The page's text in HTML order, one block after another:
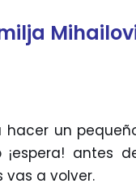
un
¡espera! antes
vas a volver.